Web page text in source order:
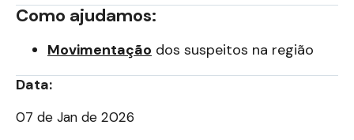
Como ajudamos:
Movimentação dos suspeitos na região
Data:
07 de Jan de 2026